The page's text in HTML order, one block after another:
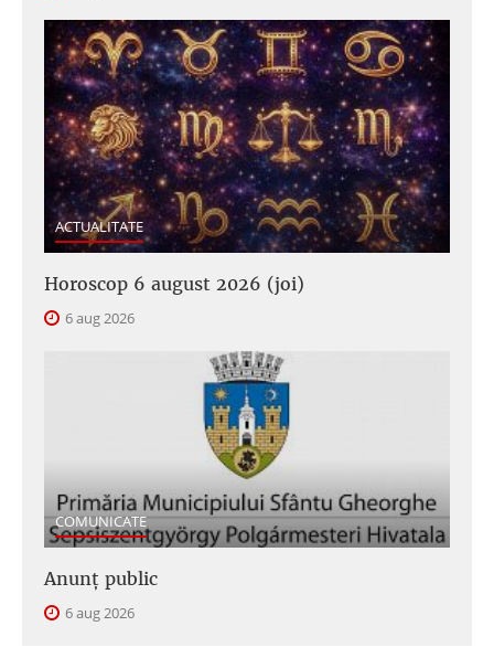
ACTUALITATE
Horoscop 6 august 2026 (joi)
6 aug 2026
COMUNICATE
Anunţ public
6 aug 2026